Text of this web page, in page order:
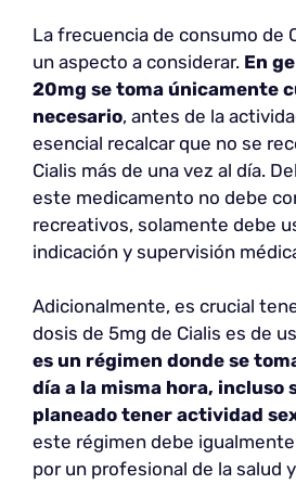
La frecuencia de consumo de
un aspecto a considerar. En
20mg se toma únicamente
necesario, antes de la
esencial recalcar que no se
Cialis más de una vez al día.
este medicamento no debe
recreativos, solamente debe
indicación y supervisión
Adicionalmente, es crucial
dosis de 5mg de Cialis es de
es un régimen donde se
día a la misma hora, incluso
planeado tener actividad
este régimen debe
por un profesional de la salud